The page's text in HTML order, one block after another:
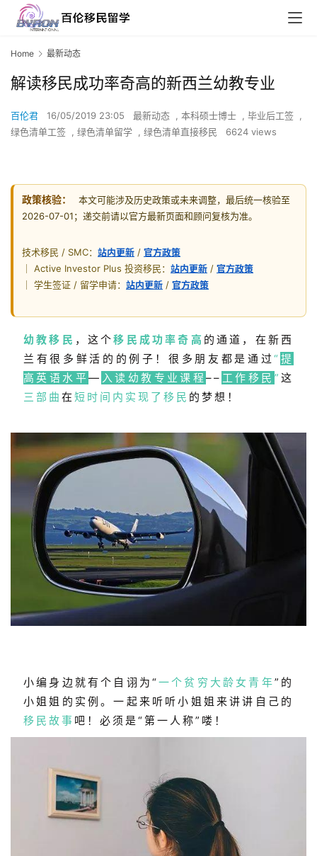
Home 最新动态
解读移民成功率奇高的新西兰幼教专业
百伦君 16/05/2019 23:05 最新动态 , 本科硕士博士 , 毕业后工签 ,
绿色清单工签 , 绿色清单留学 , 绿色清单直接移民 6624 views
政策核验：
本文可能涉及历史政策或未来调整，最后统一核验至
2026-07-01；递交前请以官方最新页面和顾问复核为准。
技术移民 / SMC： 站内更新 / 官方政策
｜ Active Investor Plus 投资移民： 站内更新 / 官方政策
｜ 学生签证 / 留学申请： 站内更新 / 官方政策
幼教移民 ，这个移民成功率奇高 的通道，在新西
兰有很多鲜活的的例子！很多朋友都是通过“ 提
高英语水平— 入读幼教专业课程–– 工作移民 ” 这
三部曲 在 短时间内实现了移民 的梦想！
小编身边就有个自诩为“一个贫穷大龄女青年”的
小姐姐的实例。一起来听听小姐姐来讲讲自己的
移民故事 吧！必须是“第一人称”喽！